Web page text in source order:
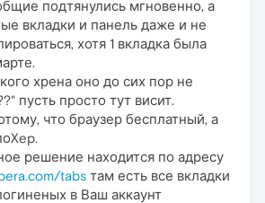
подтянулись мгновенно, а
вкладки и панель даже и не
хотя 1 вкладка была
хрена оно до сих пор не
пусть просто тут висит.
что браузер бесплатный, а
решение находится по адресу
tabs там есть все вкладки
в Ваш аккаунт